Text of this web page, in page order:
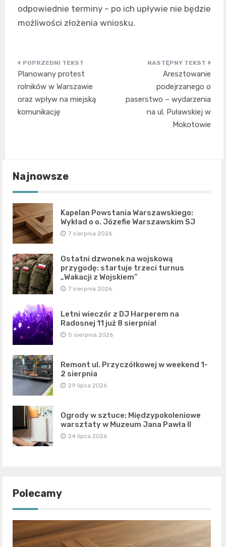
odpowiednie terminy – po ich upływie nie będzie
możliwości złożenia wniosku.
Nawigacja
wpisu
Planowany protest
rolników w Warszawie
oraz wpływ na miejską
komunikację
Aresztowanie
podejrzanego o
paserstwo – wydarzenia
na ul. Puławskiej w
Mokotowie
Najnowsze
Kapelan Powstania Warszawskiego:
Wykład o o. Józefie Warszawskim SJ
7 sierpnia 2026
Ostatni dzwonek na wojskową
przygodę: startuje trzeci turnus
„Wakacji z Wojskiem”
7 sierpnia 2026
Letni wieczór z DJ Harperem na
Radosnej 11 już 8 sierpnia!
5 sierpnia 2026
Remont ul. Przyczółkowej w weekend 1-
2 sierpnia
29 lipca 2026
Ogrody w sztuce: Międzypokoleniowe
warsztaty w Muzeum Jana Pawła II
24 lipca 2026
Polecamy